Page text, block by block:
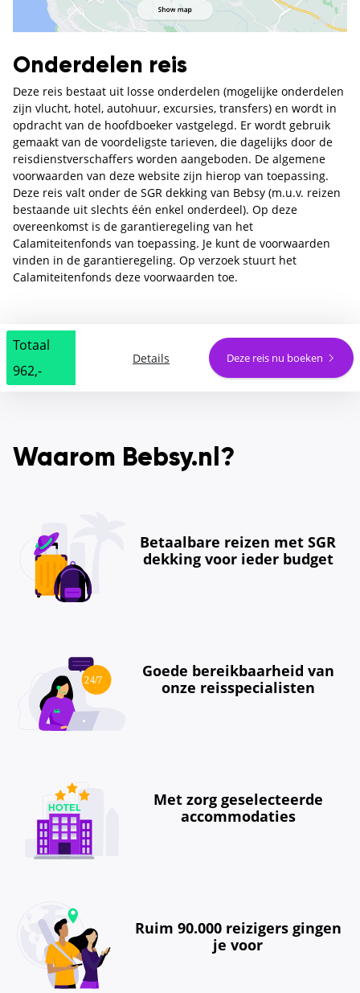
Onderdelen reis
Deze reis bestaat uit losse onderdelen (mogelijke onderdelen
zijn vlucht, hotel, autohuur, excursies, transfers) en wordt in
opdracht van de hoofdboeker vastgelegd. Er wordt gebruik
gemaakt van de voordeligste tarieven, die dagelijks door de
reisdienstverschaffers worden aangeboden. De algemene
voorwaarden van deze website zijn hierop van toepassing.
Deze reis valt onder de SGR dekking van Bebsy (m.u.v. reizen
bestaande uit slechts één enkel onderdeel). Op deze
overeenkomst is de garantieregeling van het
Calamiteitenfonds van toepassing. Je kunt de voorwaarden
vinden in de garantieregeling. Op verzoek stuurt het
Calamiteitenfonds deze voorwaarden toe.
Totaal
962,-
Details Deze reis nu boeken
Waarom Bebsy.nl?
Betaalbare reizen met SGR
dekking voor ieder budget
Goede bereikbaarheid van
onze reisspecialisten
Met zorg geselecteerde
accommodaties
Ruim 90.000 reizigers gingen
je voor